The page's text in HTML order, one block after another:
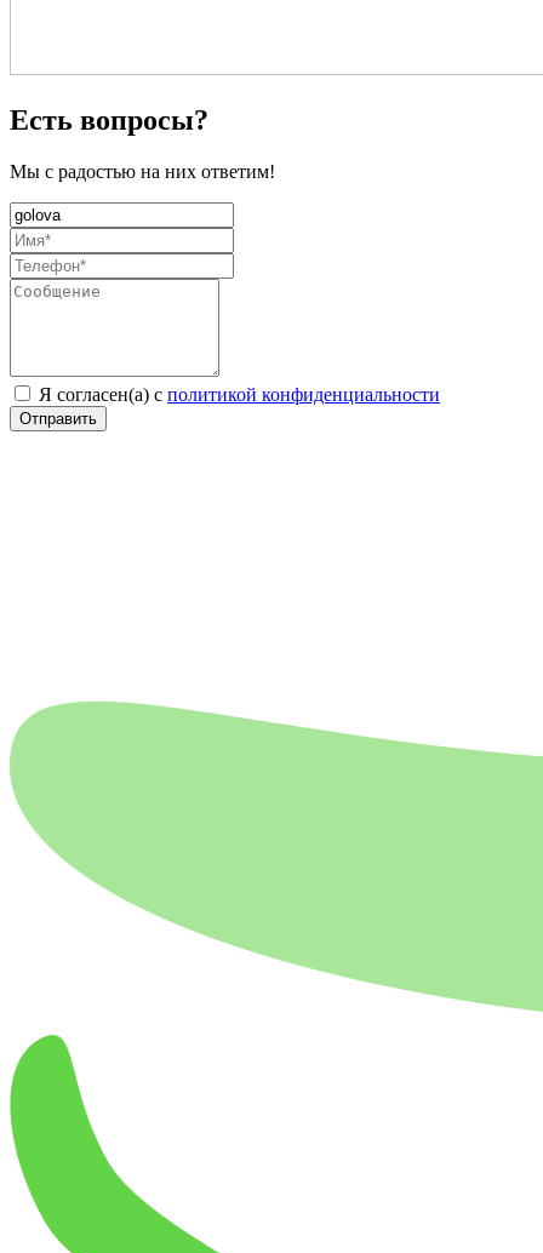
Есть вопросы?
Мы с радостью на них ответим!
Я согласен(а) с политикой конфиденциальности
Отправить